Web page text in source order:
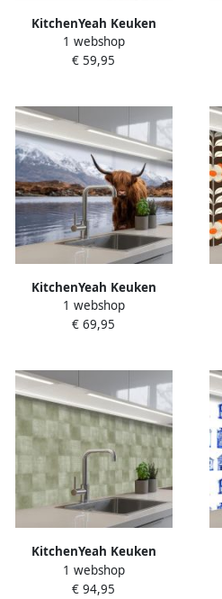
KitchenYeah Keuken
achterwand 100x80 cm
Spatscherm zelfklevend
fornuis
1 webshop
€ 59,95
KitchenYeah Keuken
achterwand 150x80 cm
Spatscherm zelfklevend
Spatwand fornuis
1 webshop
€ 69,95
KitchenYeah Keuken
achterwand 300x60 cm
Spatscherm zelfklevend
1 webshop
€ 94,95